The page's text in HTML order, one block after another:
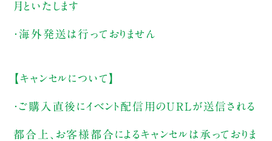
月といたします
・海外発送は行っておりません
【キャンセルについて】
・ご購入直後にイベント配信用のURLが送信される
都合上、お客様都合によるキャンセルは承っておりま